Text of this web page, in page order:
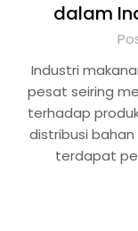
dalam
Industri
pesat seiring
terhadap
distribusi bahan
terdapat